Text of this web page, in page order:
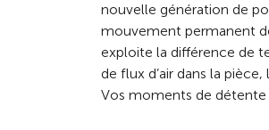
nouvelle génération de
mouvement permanent
exploite la différence de
de flux d’air dans la pièce,
Vos moments de détente